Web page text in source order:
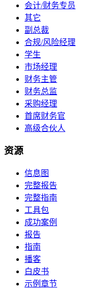
会计/财务专员
其它
副总裁
合规/风险经理
学生
市场经理
财务主管
财务总监
采购经理
首席财务官
高级合伙人
资源
信息图
完整报告
完整指南
工具包
成功案例
报告
指南
播客
白皮书
示例章节